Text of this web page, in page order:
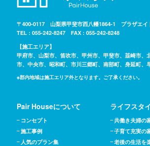
〒400-0117 山梨県甲斐市西八幡1864-1 プラザエイ
TEL : 055-242-8247 FAX : 055-242-8248
【施工エリア】
甲府市、山梨市、笛吹市、甲州市、甲斐市、韮崎市、
市、中央市、昭和町、市川三郷町、南部町、身延町、
※郡内地域は施工エリア外となります。ご了承ください。
Pair Houseについて
コンセプト
施工事例
人気のプラン集
ライフスタ
共働き夫婦の
子育て充実の
老後の生活を